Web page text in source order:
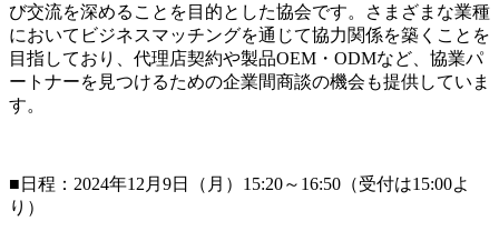
び交流を深めることを目的とした協会です。さまざまな業種
においてビジネスマッチングを通じて協力関係を築くことを
目指しており、代理店契約や製品OEM・ODMなど、協業パ
ートナーを見つけるための企業間商談の機会も提供していま
す。
■日程：2024年12月9日（月）15:20～16:50（受付は15:00よ
り）